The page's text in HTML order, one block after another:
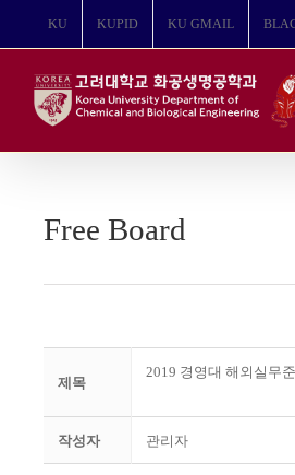
뛰
KU KUPID KU GMAIL
Free Board
제목
2019 경영대 해외실무
작성자 관리자